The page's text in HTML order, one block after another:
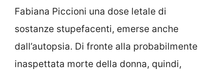
Fabiana Piccioni una dose letale di
sostanze stupefacenti, emerse anche
dall’autopsia. Di fronte alla probabilmente
inaspettata morte della donna, quindi,